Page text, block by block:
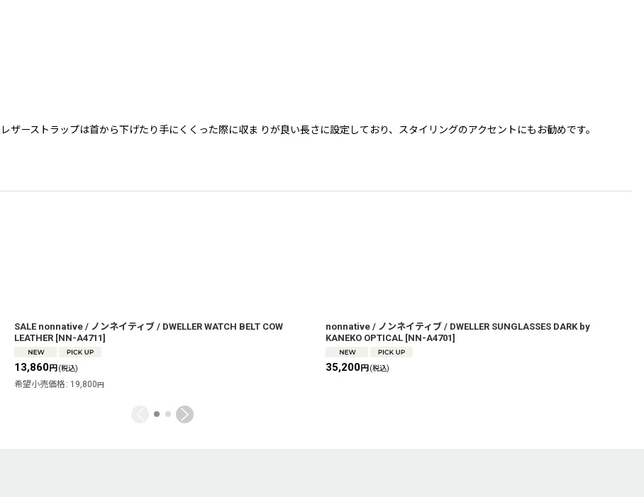
ーストラップは首から下げたり手にくくった際に収ま りが良い長さに設定しており、スタイリングのアクセントにもお勧めです。
SALE nonnative / ノンネイティブ / DWELLER WATCH BELT COW
LEATHER [NN-A4711]
13,860円 (税込)
希望小売価格 : 19,800円
nonnative / ノンネイティブ / DWELLER SUNGLASSES DARK by
KANEKO OPTICAL [NN-A4701]
35,200円 (税込)